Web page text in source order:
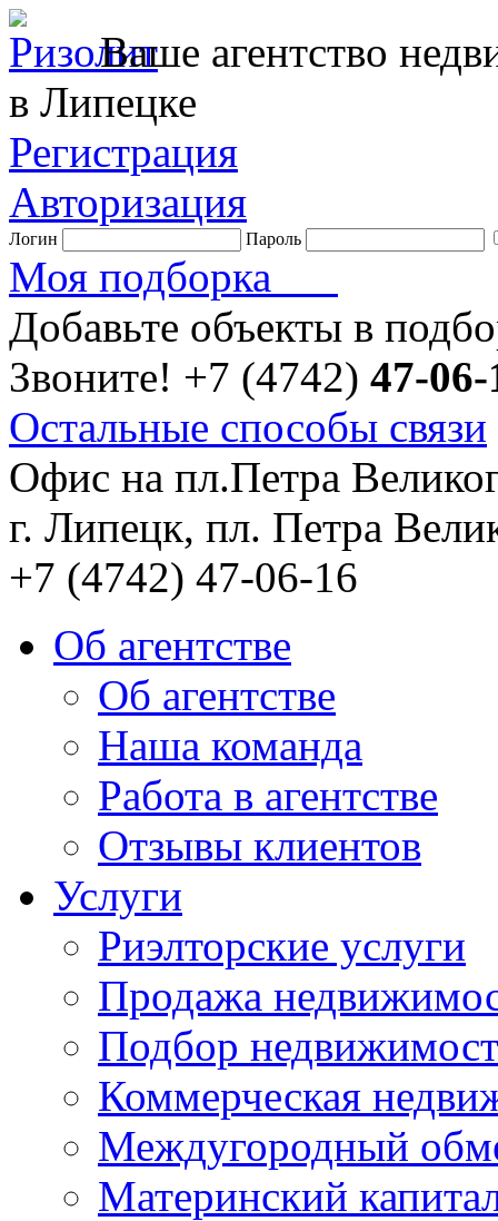
Ваше агентство
в Липецке
Регистрация
Авторизация
Логин Пароль
Моя подборка
Добавьте объекты в
Звоните! +7 (4742) 47-06-
Остальные способы связи
Офис на пл.Петра
г. Липецк, пл. Петра
+7 (4742) 47-06-16
Об агентстве
Об агентстве
Наша команда
Работа в агентстве
Отзывы клиентов
Услуги
Риэлторские услуги
Продажа
Подбор
Коммерческая
Междугородный
Материнский